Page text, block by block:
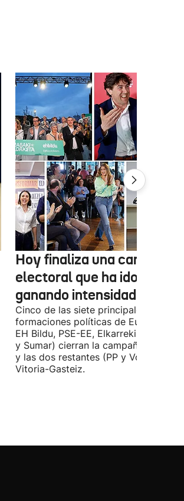
Hoy finaliza una campaña
electoral que ha ido
ganando intensidad
Cinco de las siete principales
formaciones políticas de Euskadi
EH Bildu, PSE-EE, Elkarrekin
y Sumar) cierran la campaña en
y las dos restantes (PP y Vox) en
Vitoria-Gasteiz.